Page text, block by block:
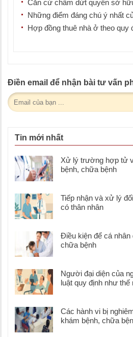
Căn cứ chấm dứt quyền sở
Những điểm đáng chú ý nhất
Hợp đồng thuê nhà ở theo quy
Điền email để nhận bài tư vấn
Tin mới nhất
Xử lý trường hợp tử
bệnh, chữa bệnh
Tiếp nhận và xử lý
có thân nhân
Điều kiện để cá
chữa bệnh
Người đại diện của
luật quy định như thế
Các hành vi bị
khám bệnh, chữa